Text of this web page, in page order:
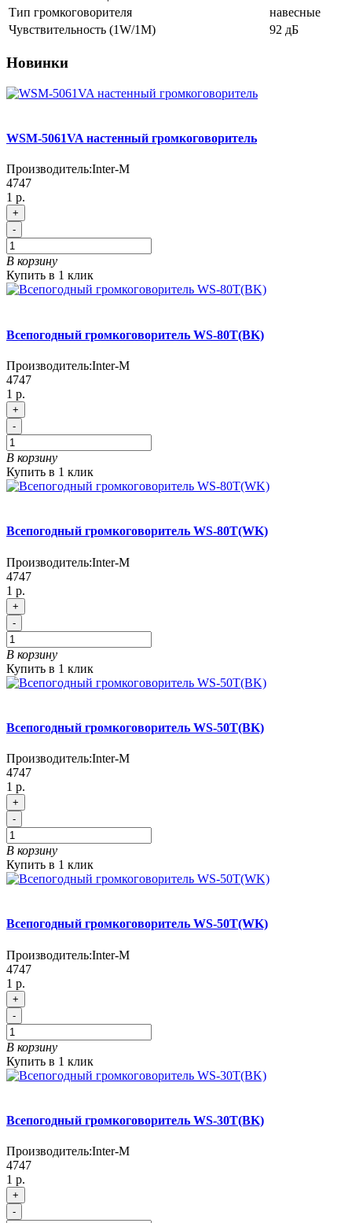
Тип громкоговорителя
навесные
Чувствительность (1W/1М)
92 дБ
Новинки
WSM-5061VA настенный громкоговоритель
Производитель:Inter-M
4747
1 р.
+
-
В корзину
Купить в 1 клик
Всепогодный громкоговоритель WS-80T(BK)
Производитель:Inter-M
4747
1 р.
+
-
В корзину
Купить в 1 клик
Всепогодный громкоговоритель WS-80T(WK)
Производитель:Inter-M
4747
1 р.
+
-
В корзину
Купить в 1 клик
Всепогодный громкоговоритель WS-50T(BK)
Производитель:Inter-M
4747
1 р.
+
-
В корзину
Купить в 1 клик
Всепогодный громкоговоритель WS-50T(WK)
Производитель:Inter-M
4747
1 р.
+
-
В корзину
Купить в 1 клик
Всепогодный громкоговоритель WS-30T(BK)
Производитель:Inter-M
4747
1 р.
+
-